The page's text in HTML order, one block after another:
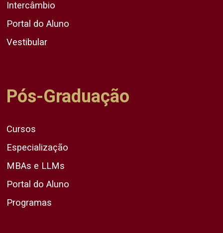
Intercâmbio
Portal do Aluno
Vestibular
Pós-Graduação
Cursos
Especialização
MBAs e LLMs
Portal do Aluno
Programas